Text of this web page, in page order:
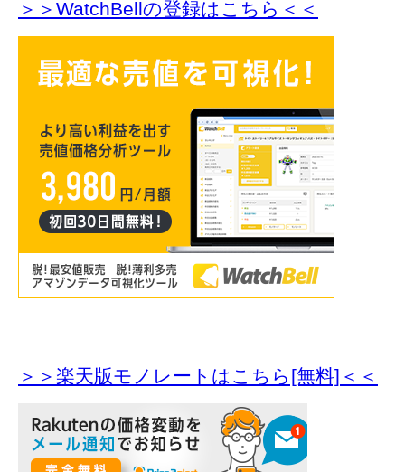
＞＞WatchBellの登録はこちら＜＜
＞＞楽天版モノレートはこちら[無料]＜＜